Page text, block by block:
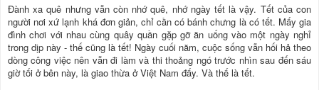
Đành xa quê nhưng vẫn còn nhớ quê, nhớ ngày tết là vậy. Tết của con
người nơi xứ lạnh khá đơn giản, chỉ cần có bánh chưng là có tết. Mấy gia
đình chơi với nhau cùng quây quần gặp gỡ ăn uống vào một ngày nghỉ
trong dịp này - thế cũng là tết! Ngày cuối năm, cuộc sống vẫn hối hả theo
dòng công việc nên vẫn đi làm và thi thoảng ngó trước nhìn sau đến sáu
giờ tối ở bên này, là giao thừa ở Việt Nam đấy. Và thế là tết.